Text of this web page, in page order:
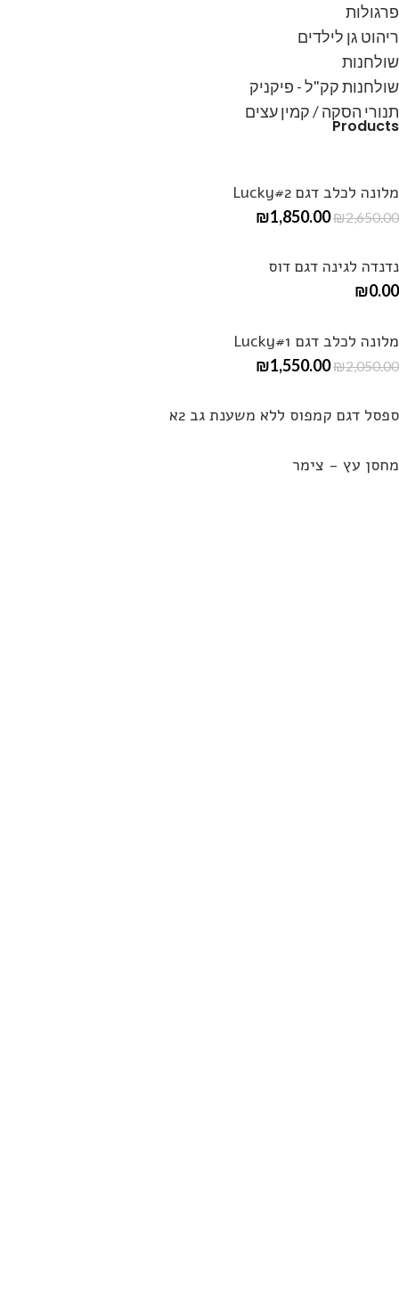
פרגולות
ריהוט גן לילדים
שולחנות
שולחנות קק"ל - פיקניק
תנורי הסקה / קמין עצים
Products
מלונה לכלב דגם Lucky#2
₪2,650.00
₪1,850.00
נדנדה לגינה דגם דוס
₪0.00
מלונה לכלב דגם Lucky#1
₪2,050.00
₪1,550.00
ספסל דגם קמפוס ללא משענת גב 2א
מחסן עץ - צימר